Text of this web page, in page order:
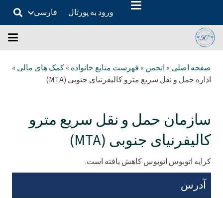
ورود به پورتال فارسی
صفحه اصلی » انجمن » فهرست منابع خانواده »کمک های مالی »
اداره حمل و نقل سریع مترو کالیفرنیای جنوبی (MTA)
سازمان حمل و نقل سریع مترو
کالیفرنیای جنوبی (MTA)
کرایه اتوبوس اتوبوس کاهش یافته است.
آدرس